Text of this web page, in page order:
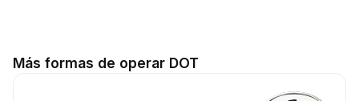
Más formas de operar DOT